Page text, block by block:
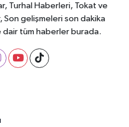
Turhal Haberleri, Tokat ve
Son gelişmeleri son dakika
tüm haberler burada.